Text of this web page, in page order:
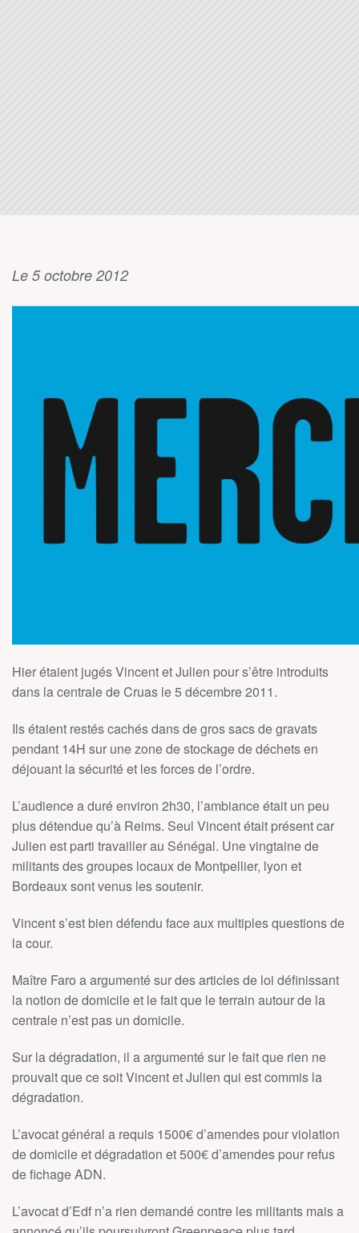
Le 5 octobre 2012
Hier étaient jugés Vincent et Julien pour s’être introduits
dans la centrale de Cruas le 5 décembre 2011.
Ils étaient restés cachés dans de gros sacs de gravats
pendant 14H sur une zone de stockage de déchets en
déjouant la sécurité et les forces de l’ordre.
L’audience a duré environ 2h30, l’ambiance était un peu
plus détendue qu’à Reims. Seul Vincent était présent car
Julien est parti travailler au Sénégal. Une vingtaine de
militants des groupes locaux de Montpellier, lyon et
Bordeaux sont venus les soutenir.
Vincent s’est bien défendu face aux multiples questions de
la cour.
Maître Faro a argumenté sur des articles de loi définissant
la notion de domicile et le fait que le terrain autour de la
centrale n’est pas un domicile.
Sur la dégradation, il a argumenté sur le fait que rien ne
prouvait que ce soit Vincent et Julien qui est commis la
dégradation.
L’avocat général a requis 1500€ d’amendes pour violation
de domicile et dégradation et 500€ d’amendes pour refus
de fichage ADN.
L’avocat d’Edf n’a rien demandé contre les militants mais a